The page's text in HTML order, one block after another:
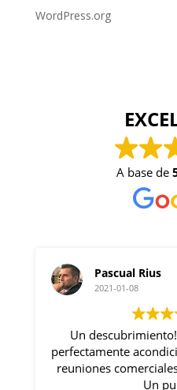
WordPress.org
A base de
Fantástico espacio,
para realizar las
La pantalla digital Es